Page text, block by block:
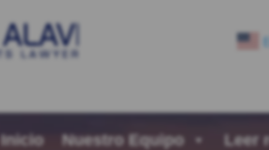
Inicio Nuestro Equipo Leer